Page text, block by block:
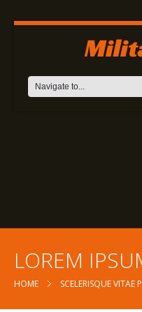
LOREM
HOME SCELERISQUE VITAE